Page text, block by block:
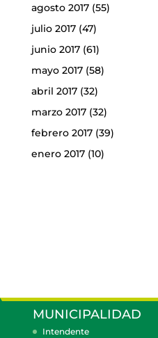
agosto 2017(55)
julio 2017(47)
junio 2017(61)
mayo 2017(58)
abril 2017(32)
marzo 2017(32)
febrero 2017(39)
enero 2017(10)
MUNICIPALIDAD
Intendente